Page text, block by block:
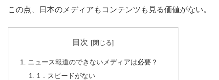
この点、日本のメディアもコンテンツも見る価値がない。
目次
ニュース報道のできないメディアは必要？
1．スピードがない